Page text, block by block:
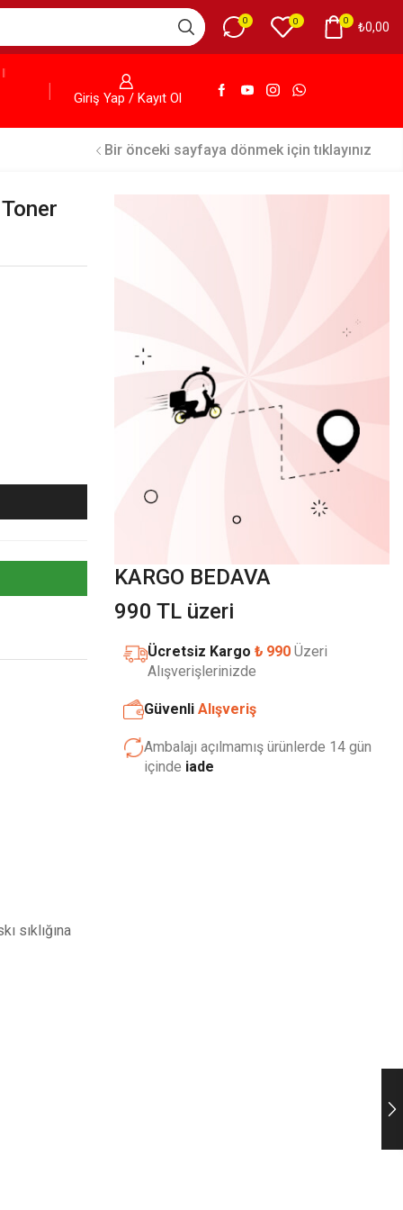
0 0 0 ₺0,00
Giriş Yap / Kayıt Ol
Bir önceki sayfaya dönmek için tıklayınız
sıklığına
KARGO BEDAVA
990 TL üzeri
Ücretsiz Kargo ₺ 990 Üzeri
Alışverişlerinizde
Güvenli Alışveriş
Ambalajı açılmamış ürünlerde 14 gün
içinde iade